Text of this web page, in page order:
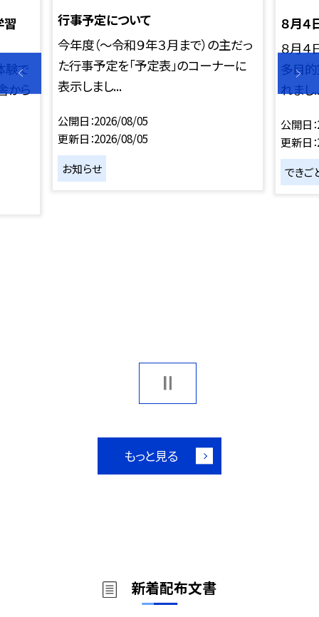
習
験で
から
行事予定について
今年度（～令和９年３月まで）の主だっ
た行事予定を「予定表」のコーナーに
表示しまし...
公開日 2026/08/05
更新日 2026/08/05
お知らせ
８月４
８月４
多目的
れまし
公開日
更新日
できご
もっと見る
新着配布文書